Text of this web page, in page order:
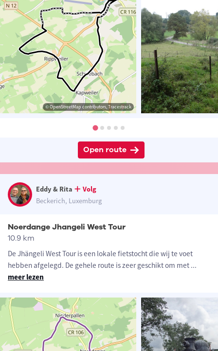
© OpenStreetMap contributors, Tracestrack
Open route
Eddy & Rita
Volg
Beckerich, Luxemburg
Noerdange Jhangeli West Tour
10.9 km
De Jhängeli West Tour is een lokale fietstocht die wij te voet
hebben afgelegd. De gehele route is zeer geschikt om met ...
meer lezen